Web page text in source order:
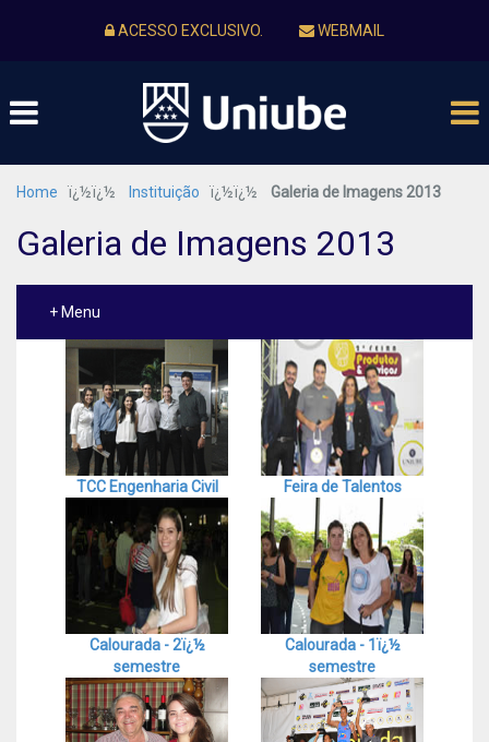
ACESSO EXCLUSIVO. WEBMAIL
Home ï¿½ï¿½ Instituição ï¿½ï¿½ Galeria de Imagens 2013
Galeria de Imagens 2013
+ Menu
TCC Engenharia Civil Feira de Talentos
Calourada - 2ï¿½
semestre
Calourada - 1ï¿½
semestre